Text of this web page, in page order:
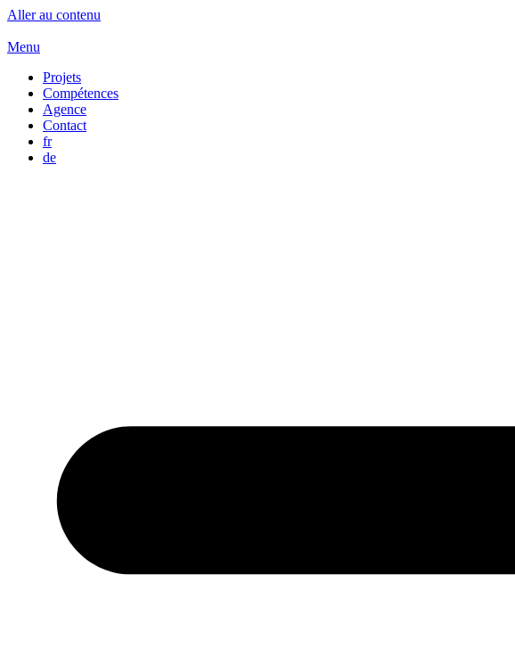
Aller au contenu
Menu
Projets
Compétences
Agence
Contact
fr
de